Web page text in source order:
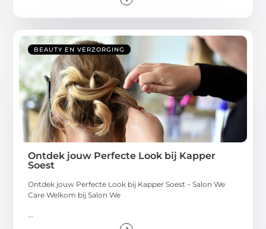
BEAUTY EN VERZORGING
Ontdek jouw Perfecte Look bij Kapper
Soest
Ontdek jouw Perfecte Look bij Kapper Soest – Salon We
Care Welkom bij Salon We